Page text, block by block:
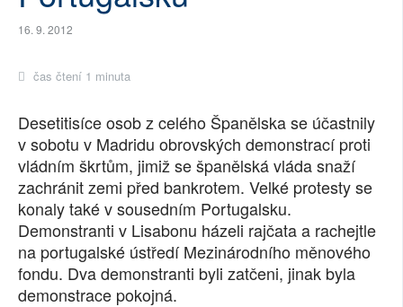
NEJČTENĚJŠÍ ZA 7 DNÍ
AUTOŘI
PŘÍSPĚVKY NA PROVOZ
SOCIÁLNÍ SÍTĚ
RUBRIKY
PLNÁ VERZE STRÁNEK
16. 9. 2012
čas čtení 1 minuta
Desetitisíce osob z celého Španělska se účastnily
v sobotu v Madridu obrovských demonstrací proti
vládním škrtům, jimiž se španělská vláda snaží
zachránit zemi před bankrotem. Velké protesty se
konaly také v sousedním Portugalsku.
Demonstranti v Lisabonu házeli rajčata a rachejtle
na portugalské ústředí Mezinárodního měnového
fondu. Dva demonstranti byli zatčeni, jinak byla
demonstrace pokojná.